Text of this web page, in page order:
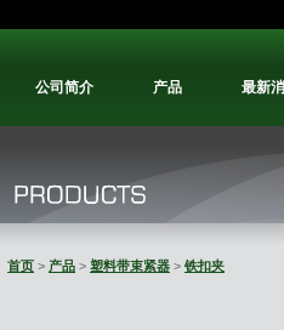
公司简介 产品 最新
首页 > 产品 > 塑料带束紧器 > 铁扣夹